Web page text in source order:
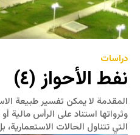
دراسات
نفط الأحواز (٤)
المقدمة لا يمكن تفسير طبيعة
وثرواتها استناد على الرأس مالية
التي تتناول الحالات الاستعمارية،